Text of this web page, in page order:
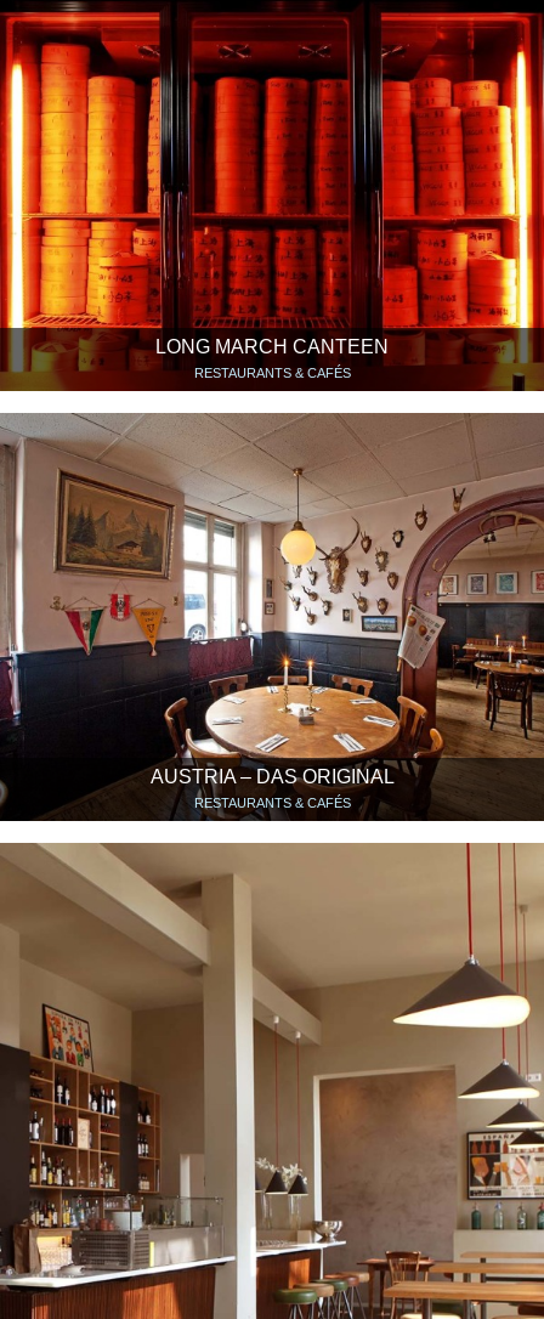
LONG MARCH CANTEEN
RESTAURANTS & CAFÉS
AUSTRIA – DAS ORIGINAL
RESTAURANTS & CAFÉS